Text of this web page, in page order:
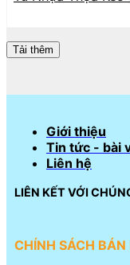
Tải thêm
Giới thiệu
Tin tức - bài
Liên hệ
LIÊN KẾT
CHÍNH SÁCH BÁN